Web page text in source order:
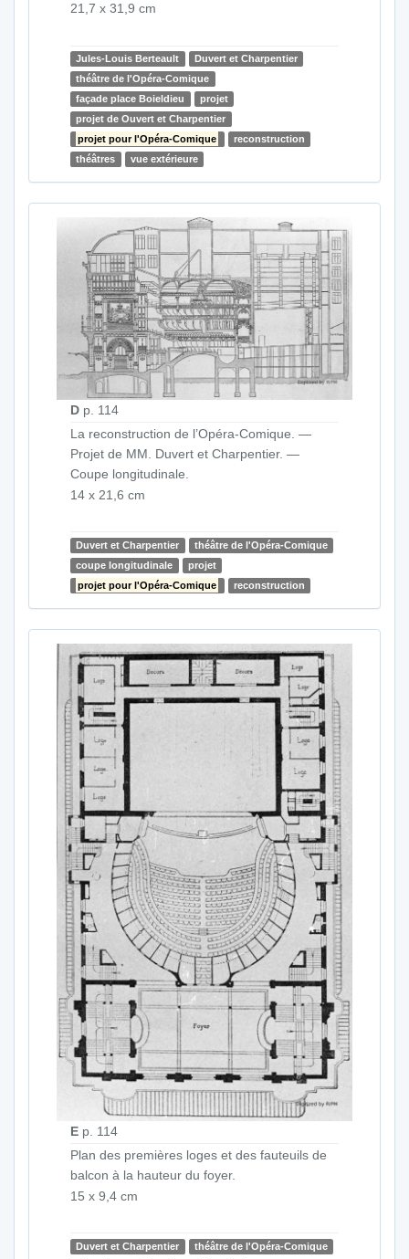
21,7 x 31,9 cm
Jules-Louis Berteault
Duvert et Charpentier
théâtre de l'Opéra-Comique
façade place Boieldieu
projet
projet de Ouvert et Charpentier
projet pour l'Opéra-Comique
reconstruction
théâtres
vue extérieure
D p. 114
La reconstruction de l’Opéra-Comique. —
Projet de MM. Duvert et Charpentier. —
Coupe longitudinale.
14 x 21,6 cm
Duvert et Charpentier
théâtre de l'Opéra-Comique
coupe longitudinale
projet
projet pour l'Opéra-Comique
reconstruction
E p. 114
Plan des premières loges et des fauteuils de
balcon à la hauteur du foyer.
15 x 9,4 cm
Duvert et Charpentier
théâtre de l'Opéra-Comique